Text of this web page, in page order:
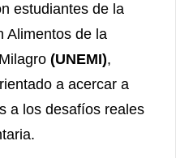
estudiantes de la
Alimentos de la
(UNEMI),
a acercar a
a los desafíos reales